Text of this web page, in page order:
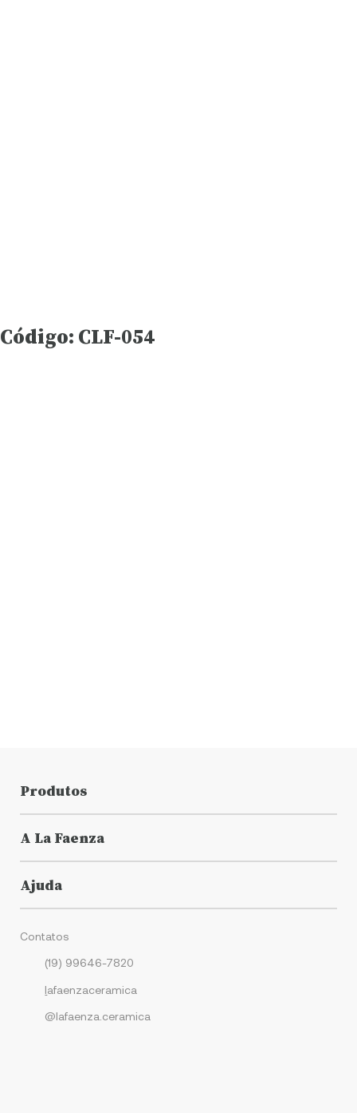
Código: CLF-054
Produtos
A La Faenza
Ajuda
lafaenzaceramica
@lafaenza.ceramica
(19) 99646-7820
Contatos